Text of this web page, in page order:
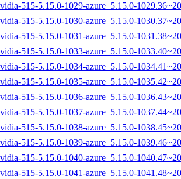
515-5.15.0-1029-azure_5.15.0-
515-5.15.0-1030-azure_5.15.0-
515-5.15.0-1031-azure_5.15.0-
515-5.15.0-1033-azure_5.15.0-
515-5.15.0-1034-azure_5.15.0-
515-5.15.0-1035-azure_5.15.0-
515-5.15.0-1036-azure_5.15.0-
515-5.15.0-1037-azure_5.15.0-
515-5.15.0-1038-azure_5.15.0-
515-5.15.0-1039-azure_5.15.0-
515-5.15.0-1040-azure_5.15.0-
515-5.15.0-1041-azure_5.15.0-